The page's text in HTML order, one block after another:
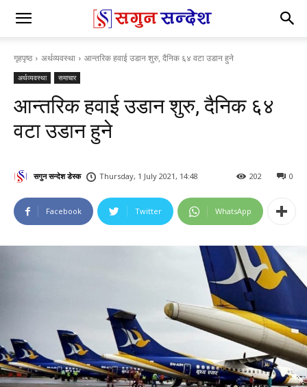
गृहपृष्ठ अर्थव्यवस्था आन्तरिक हवाई उडान शुरु, दैनिक ६४ वटा उडान हुने
अर्थव्यवस्था समाचार
आन्तरिक हवाई उडान शुरु, दैनिक ६४
वटा उडान हुने
सगुन सन्देश डेस्क Thursday, 1 July 2021, 14:48 0
202
Facebook Twitter WhatsApp